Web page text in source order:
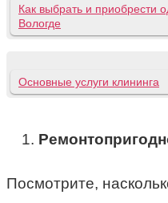
Как выбрать и приобрести
Вологде
Основные услуги клининга
Посмотрите,